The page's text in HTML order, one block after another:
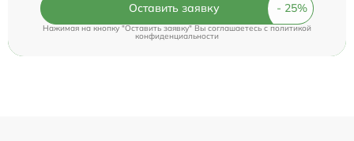
Оставить заявку
Нажимая на кнопку "Оставить заявку" Вы соглашаетесь cполитикой
конфиденциальности